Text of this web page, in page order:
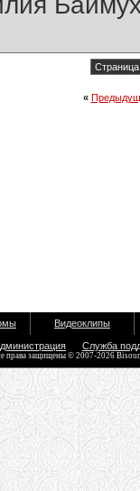
«
Видеоклипы
Служба
права защищены © 2007-2026